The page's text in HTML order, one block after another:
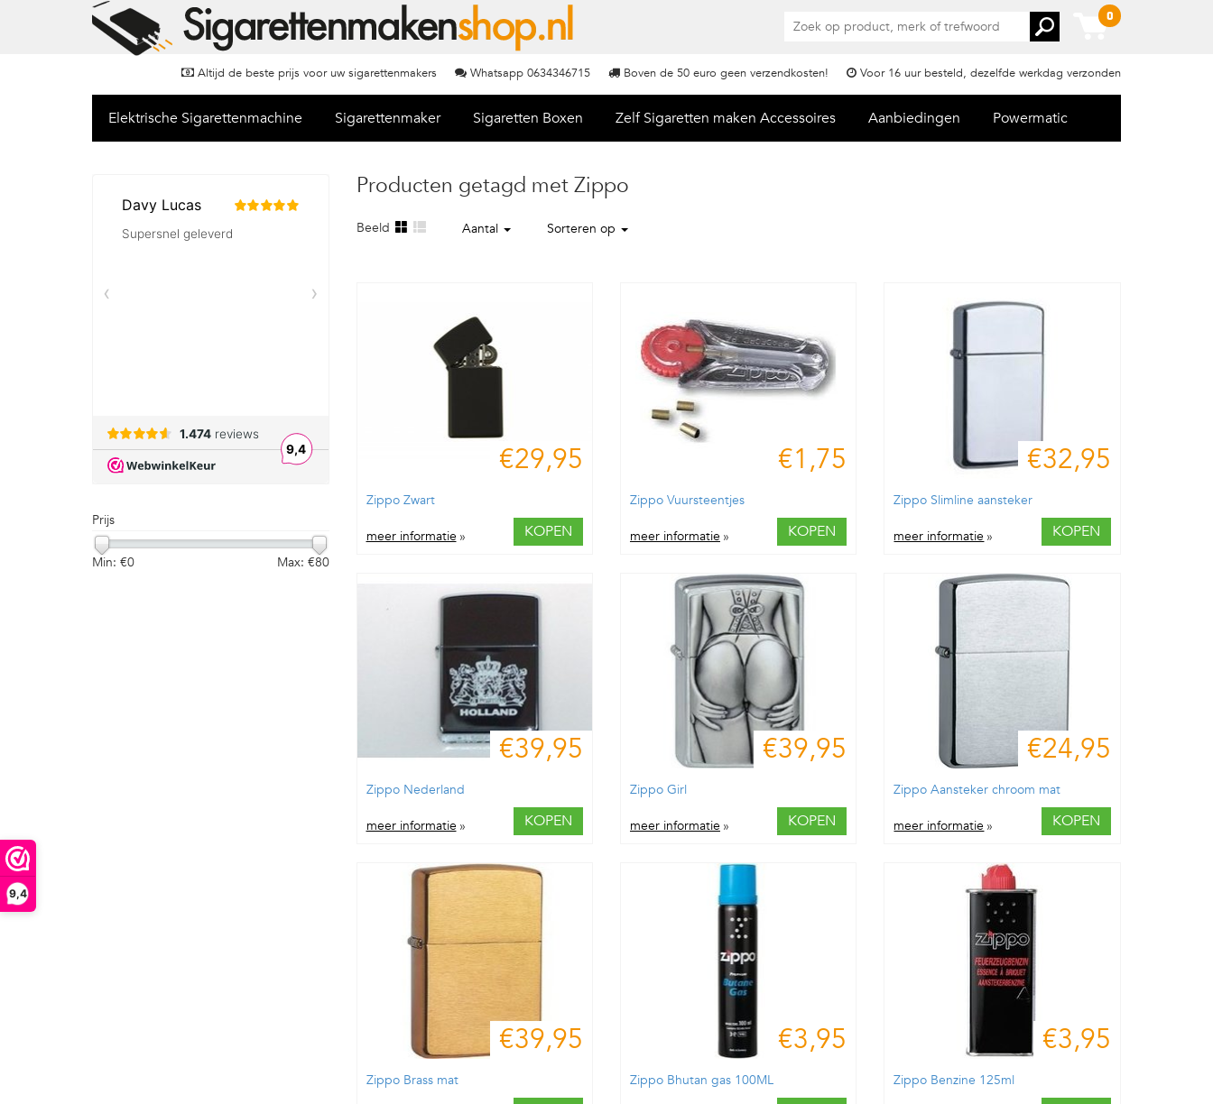
9,4
0
Voor 16 uur besteld, dezelfde werkdag verzonden
Boven de 50 euro geen verzendkosten!
Whatsapp 0634346715
Altijd de beste prijs voor uw sigarettenmakers
Elektrische Sigarettenmachine Sigarettenmaker Sigaretten Boxen Zelf Sigaretten maken Accessoires Aanbiedingen Powermatic
Prijs
Min: €0 Max: €80
Producten getagd met Zippo
Beeld Aantal Sorteren op
€29,95
Zippo Zwart
meer informatie » KOPEN
€1,75
Zippo Vuursteentjes
meer informatie » KOPEN
€32,95
Zippo Slimline aansteker
meer informatie » KOPEN
€39,95
Zippo Nederland
meer informatie » KOPEN
€39,95
Zippo Girl
meer informatie » KOPEN
€24,95
Zippo Aansteker chroom mat
meer informatie » KOPEN
€39,95
Zippo Brass mat
€3,95
Zippo Bhutan gas 100ML
€3,95
Zippo Benzine 125ml